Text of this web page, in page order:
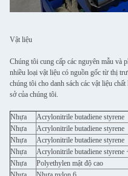
Vật liệu
Chúng tôi cung cấp các nguyên mẫu và
nhiều loại vật liệu có nguồn gốc từ thị
chúng tôi cho danh sách các vật liệu
sở của chúng tôi.
Nhựa Acrylonitrile butadiene styrene
Nhựa
Acrylonitrile butadiene styrene
Nhựa
Acrylonitrile butadiene styrene
Nhựa
Acrylonitrile butadiene styrene
Nhựa
Polyethylen mật độ cao